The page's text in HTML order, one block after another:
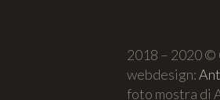
2018 – 2020
webdesign:
foto mostra di